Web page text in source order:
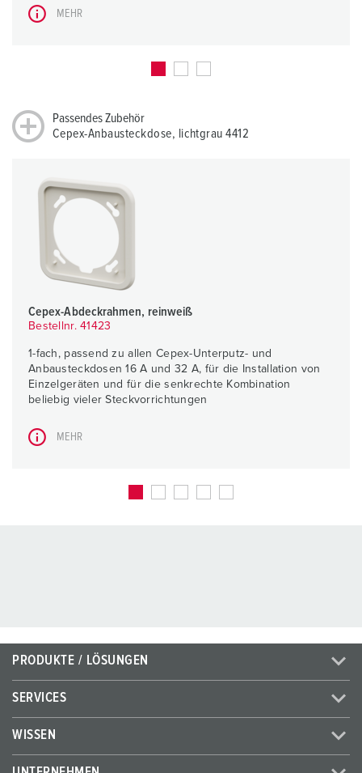
MEHR
Passendes Zubehör
Cepex-Anbausteckdose, lichtgrau 4412
Cepex-Abdeckrahmen, reinweiß
Bestellnr. 41423
1-fach, passend zu allen Cepex-Unterputz- und
Anbausteckdosen 16 A und 32 A, für die Installation von
Einzelgeräten und für die senkrechte Kombination
beliebig vieler Steckvorrichtungen
MEHR
PRODUKTE / LÖSUNGEN
SERVICES
WISSEN